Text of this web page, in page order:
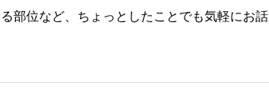
部位など、ちょっとしたことでも気軽にお